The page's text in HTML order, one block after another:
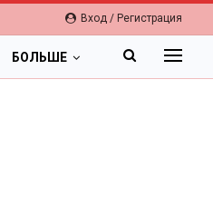
Вход / Регистрация
БОЛЬШЕ